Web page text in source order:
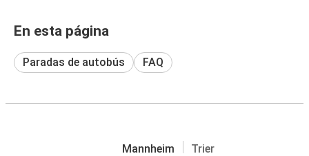
En esta página
Paradas de autobús FAQ
Mannheim Trier